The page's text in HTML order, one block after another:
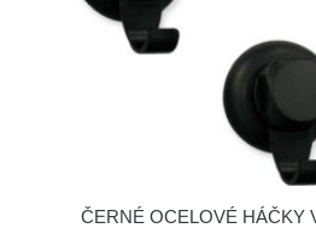
ČERNÉ OCELOVÉ HÁČKY